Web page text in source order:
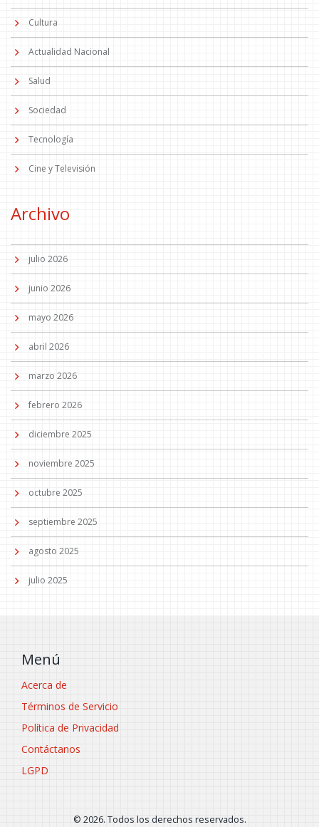
Cultura
Actualidad Nacional
Salud
Sociedad
Tecnología
Cine y Televisión
Archivo
julio 2026
junio 2026
mayo 2026
abril 2026
marzo 2026
febrero 2026
diciembre 2025
noviembre 2025
octubre 2025
septiembre 2025
agosto 2025
julio 2025
Menú
Acerca de
Términos de Servicio
Política de Privacidad
Contáctanos
LGPD
© 2026. Todos los derechos reservados.